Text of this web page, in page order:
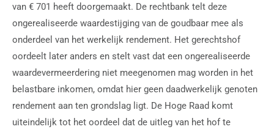
van € 701 heeft doorgemaakt. De rechtbank telt deze
ongerealiseerde waardestijging van de goudbaar mee als
onderdeel van het werkelijk rendement. Het gerechtshof
oordeelt later anders en stelt vast dat een ongerealiseerde
waardevermeerdering niet meegenomen mag worden in het
belastbare inkomen, omdat hier geen daadwerkelijk genoten
rendement aan ten grondslag ligt. De Hoge Raad komt
uiteindelijk tot het oordeel dat de uitleg van het hof te